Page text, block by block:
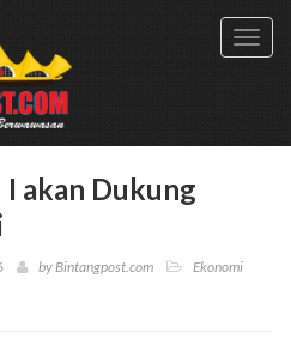
I akan Dukung
by Bintangpost.com
Ekonomi